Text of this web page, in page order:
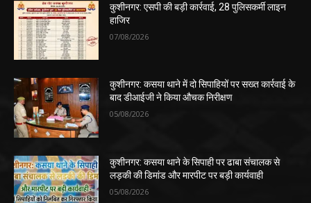
कुशीनगर: एसपी की बड़ी कार्रवाई, 28 पुलिसकर्मी लाइन
हाजिर
07/08/2026
कुशीनगर: कसया थाने में दो सिपाहियों पर सख्त कार्रवाई के
बाद डीआईजी ने किया औचक निरीक्षण
05/08/2026
कुशीनगर: कसया थाने के सिपाही पर ढाबा संचालक से
लड़की की डिमांड और मारपीट पर बड़ी कार्यवाही
05/08/2026